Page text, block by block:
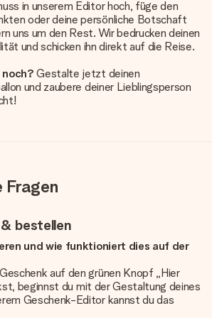
in unserem Editor hoch, füge den
oder deine persönliche Botschaft
uns um den Rest. Wir bedrucken deinen
und schicken ihn direkt auf die Reise.
Gestalte jetzt deinen
und zaubere deiner Lieblingsperson
bestellen
und wie funktioniert dies auf der
auf den grünen Knopf „Hier
beginnst du mit der Gestaltung deines
Geschenk-Editor kannst du das